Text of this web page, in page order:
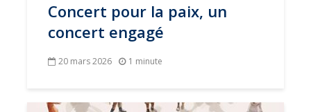
Concert pour la paix, un
concert engagé
20 mars 2026 1 minute